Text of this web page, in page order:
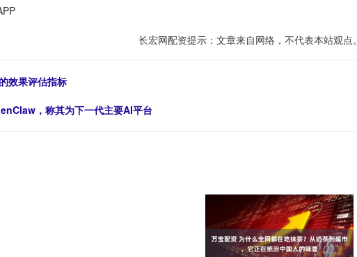
长宏网配资提示：文章来自网络，不代表本站观点。
效果评估指标
，称其为下一代主要AI平台